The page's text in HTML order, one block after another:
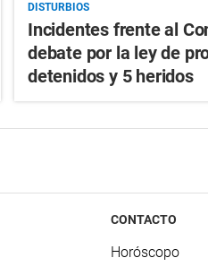
DISTURBIOS
Incidentes frente al
debate por la ley de
detenidos y 5 heridos
CONTACTO
Horóscopo